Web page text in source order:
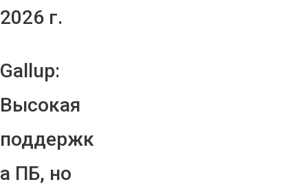
2026 г.
Gallup:
Высокая
поддержк
а ПБ, но